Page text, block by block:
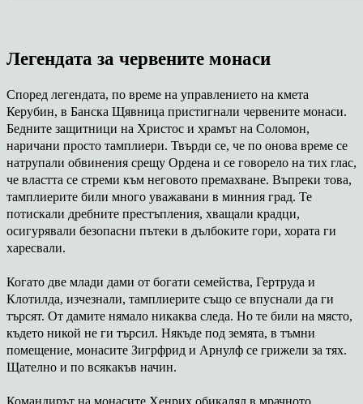
Легендата за червените монаси
Според легендата, по време на управлението на кмета
Керубин, в Банска Щявница пристигнали червените монаси.
Бедните защитници на Христос и храмът на Соломон,
наричани просто тамплиери. Твърди се, че по онова време се
натрупали обвинения срещу Ордена и се говорело на тих глас,
че властта се стреми към неговото премахване. Въпреки това,
тамплиерите били много уважавани в минния град. Те
потискали дребните престъпления, хващали крадци,
осигурявали безопасни пътеки в дълбоките гори, хората ги
харесвали.
Когато две млади дами от богати семейства, Гертруда и
Клотилда, изчезнали, тамплиерите също се впуснали да ги
търсят. От дамите нямало никаква следа. Но те били на място,
където никой не ги търсил. Някъде под земята, в тъмни
помещение, монасите Зигрфрид и Арнулф се грижели за тях.
Щателно и по всякакъв начин.
Командирът на монасите Хенрих обикалял в мрачното